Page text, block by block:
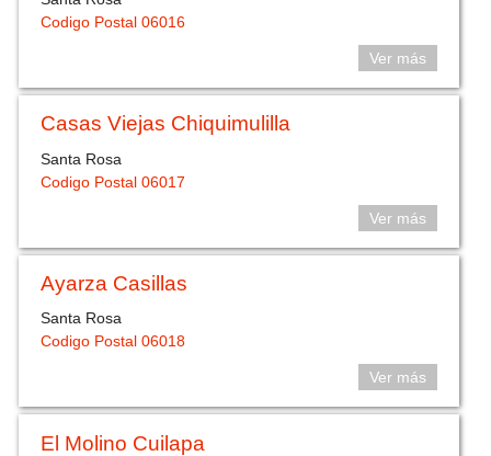
Codigo Postal 06016
Ver más
Casas Viejas Chiquimulilla
Santa Rosa
Codigo Postal 06017
Ver más
Ayarza Casillas
Santa Rosa
Codigo Postal 06018
Ver más
El Molino Cuilapa